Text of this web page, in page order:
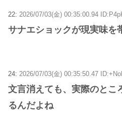
22: 2026/07/03(金) 00:35:00.94
サナエショックが現実味を
24: 2026/07/03(金) 00:35:50.47
文言消えても、実際のとこ
るんだよね